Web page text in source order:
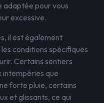
adaptée pour vous
excessive.
il est également
conditions spécifiques
Certains sentiers
intempéries que
forte pluie, certains
et glissants, ce qui